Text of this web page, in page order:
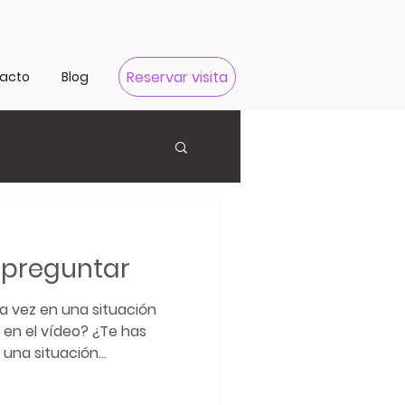
Blog Reservar visita
vez en una situación
el vídeo? ¿Te has
situación...